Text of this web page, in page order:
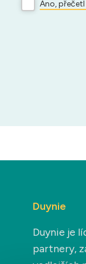
Ano,
Duynie
Duynie je
partnery,